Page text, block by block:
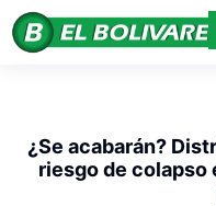
¿Se acabarán?
riesgo de colapso